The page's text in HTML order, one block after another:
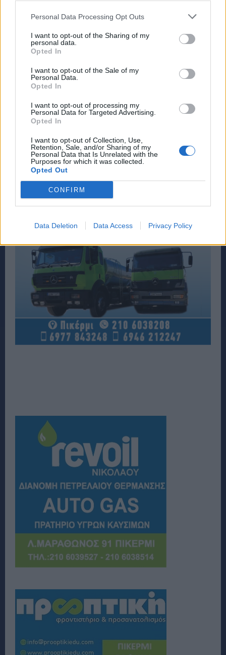
Personal Data Processing Opt Outs
I want to opt-out of the Sharing of my
personal data.
Opted In
I want to opt-out of the Sale of my
Personal Data.
Opted In
I want to opt-out of processing my
Personal Data for Targeted Advertising.
Opted In
I want to opt-out of Collection, Use,
Retention, Sale, and/or Sharing of my
Personal Data that Is Unrelated with the
Purposes for which it was collected.
Opted Out
CONFIRM
Data Deletion Data Access Privacy Policy